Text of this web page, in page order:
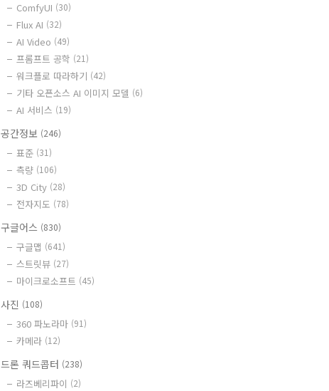
ComfyUI (30)
Flux AI (32)
AI Video (49)
프롬프트 공학 (21)
워크플로 따라하기 (42)
기타 오픈소스 AI 이미지 모델 (6)
AI 서비스 (19)
공간정보 (246)
표준 (31)
측량 (106)
3D City (28)
전자지도 (78)
구글어스 (830)
구글맵 (641)
스트릿뷰 (27)
마이크로소프트 (45)
사진 (108)
360 파노라마 (91)
카메라 (12)
드론 쿼드콥터 (238)
라즈베리파이 (2)